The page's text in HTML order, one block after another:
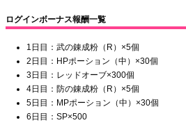
ログインボーナス報酬一覧
1日目：武の錬成粉（R）×5個
2日目：HPポーション（中）×30個
3日目：レッドオーブ×300個
4日目：防の錬成粉（R）×5個
5日目：MPポーション（中）×30個
6日目：SP×500